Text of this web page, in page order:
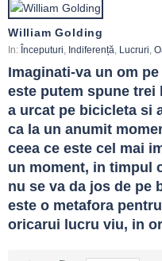
William Golding
In: Începuturi, Indiferență, Lucruri,
Imaginati-va un om
este putem spune trei
a urcat pe bicicleta si
ca la un anumit
ceea ce este cel mai
un moment, in timpul
nu se va da jos de pe
este o metafora
oricarui lucru viu, in